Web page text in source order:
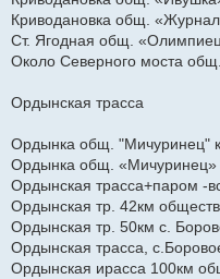
Криводановка общ.
Ст. Ягодная общ.
Около Северного моста
Ордынская трасса
Ордынка общ. "Мичуринец"
Ордынка общ.
Ордынская трасса+паром -
Ордынская тр. 42км
Ордынская тр. 50км с.
Ордынская трасса,
Ордынская ирасса 100км